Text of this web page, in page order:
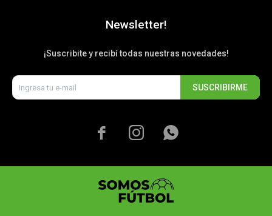
Newsletter!
¡Suscribite y recibí todas nuestras novedades!
SUSCRIBIRME
  